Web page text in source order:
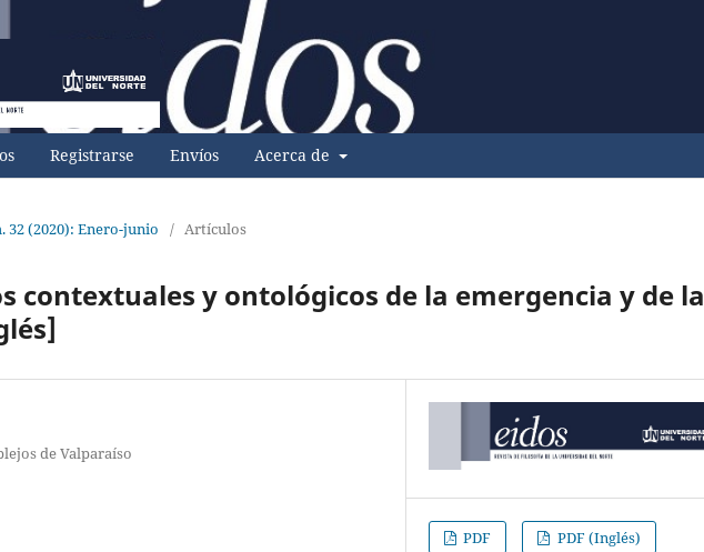
Registrarse Envíos Acerca de
32 (2020): Enero-junio / Artículos
contextuales y ontológicos de la emergencia y de la
de Valparaíso
PDF PDF (Inglés)